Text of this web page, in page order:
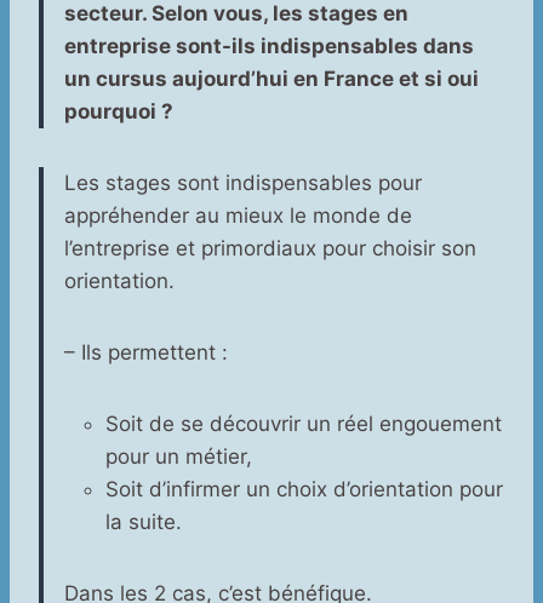
secteur. Selon vous, les stages en
entreprise sont-ils indispensables dans
un cursus aujourd’hui en France et si oui
pourquoi ?
Les stages sont indispensables pour
appréhender au mieux le monde de
l’entreprise et primordiaux pour choisir son
orientation.
– Ils permettent :
Soit de se découvrir un réel engouement
pour un métier,
Soit d’infirmer un choix d’orientation pour
la suite.
Dans les 2 cas, c’est bénéfique.